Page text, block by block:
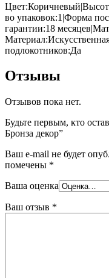
во упаковок:1|Форма
гарантии:18
подлокотников:Да
Отзывы
Отзывов пока нет.
Будьте первым, кто
Бронза декор”
Ваш e-mail не будет
помечены *
Ваша оценка
Ваш отзыв *